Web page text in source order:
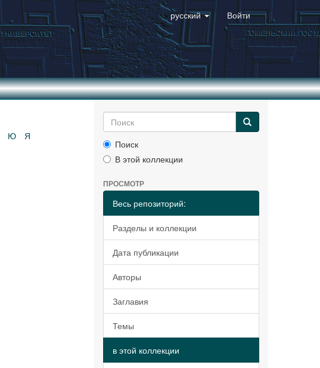
русский Войти
Ю Я
Поиск
В этой коллекции
ПРОСМОТР
Весь репозиторий:
Разделы и коллекции
Дата публикации
Авторы
Заглавия
Темы
в этой коллекции